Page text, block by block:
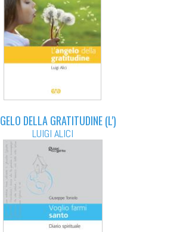
DELLA GRATITUDINE (L')
LUIGI ALICI